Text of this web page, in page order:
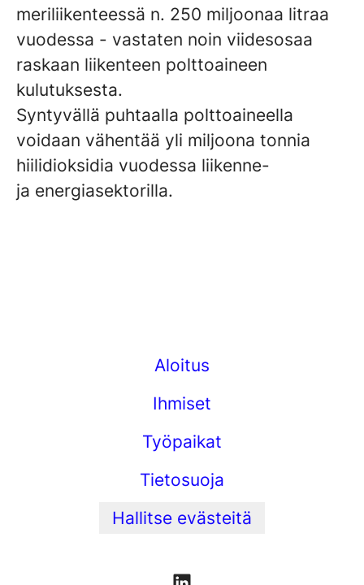
meriliikenteessä n. 250 miljoonaa litraa
vuodessa - vastaten noin viidesosaa
raskaan liikenteen polttoaineen
kulutuksesta.
Syntyvällä puhtaalla polttoaineella
voidaan vähentää yli miljoona tonnia
hiilidioksidia vuodessa liikenne-
ja energiasektorilla.
Aloitus
Ihmiset
Työpaikat
Tietosuoja
Hallitse evästeitä